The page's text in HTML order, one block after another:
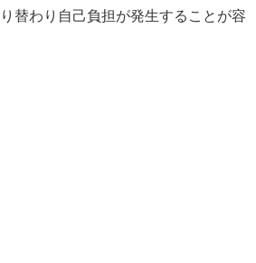
替わり自己負担が発生することが容